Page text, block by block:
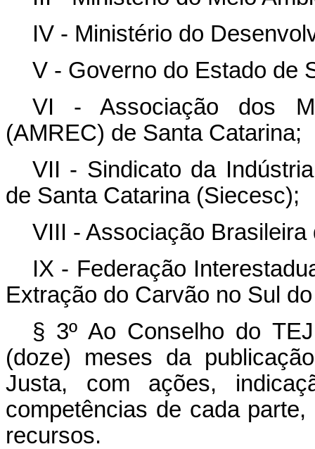
IV - Ministério do
V - Governo do Estado de
VI - Associação dos
(AMREC) de Santa Catarina;
VII - Sindicato da
de Santa Catarina (Siecesc);
VIII - Associação
IX - Federação
Extração do Carvão no Sul
§ 3º Ao Conselho do
(doze) meses da
Justa, com ações,
competências de cada
recursos.